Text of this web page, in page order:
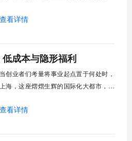
到的困境，公司注销过程中的复杂流程和
家公司不能简单地"关门大吉"呢？这背后
涉及到债权人保护、市场秩序维护以及法
查看详情
成本与隐形福利
当创业者们考量将事业起点置于何处时，
上海，这座熠熠生辉的国际化大都市，总
国无可争议的经济、金融、贸易和航运中
厚的资源，悉心培育企业成长的沃土。
查看详情